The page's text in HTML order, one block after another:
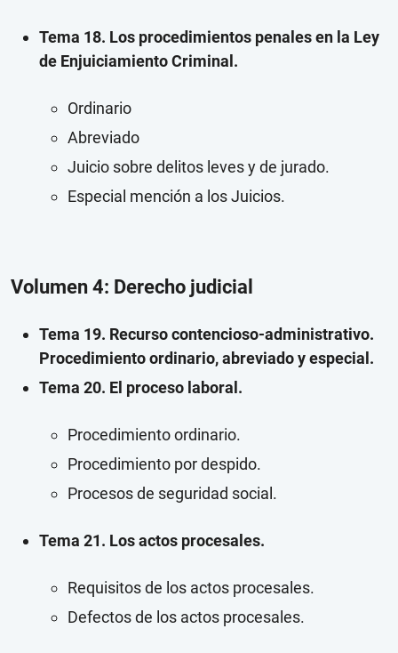
Tema 18. Los procedimientos penales en la Ley
de Enjuiciamiento Criminal.
Ordinario
Abreviado
Juicio sobre delitos leves y de jurado.
Especial mención a los Juicios.
Volumen 4: Derecho judicial
Tema 19. Recurso contencioso‐administrativo.
Procedimiento ordinario, abreviado y especial.
Tema 20. El proceso laboral.
Procedimiento ordinario.
Procedimiento por despido.
Procesos de seguridad social.
Tema 21. Los actos procesales.
Requisitos de los actos procesales.
Defectos de los actos procesales.